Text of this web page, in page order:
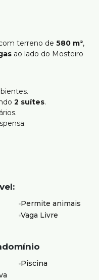
terreno de 580 m²,
ao lado do Mosteiro
2 suítes.
dos quartos.
na região Centro
ao Mosteiro Nossa
e São Thomás
Nosso. Próximo às
de Morais.
Permite animais
Vaga Livre
Piscina